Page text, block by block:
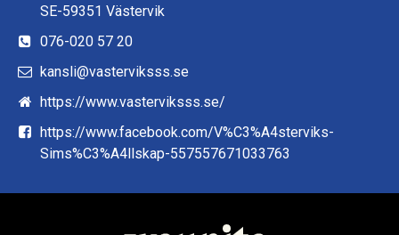
SE-59351 Västervik
076-020 57 20
kansli@vasterviksss.se
https://www.vasterviksss.se/
https://www.facebook.com/V%C3%A4sterviks-
Sims%C3%A4llskap-557557671033763